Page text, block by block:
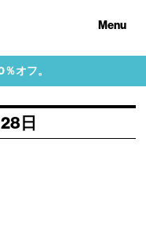
Menu
オフ。
日